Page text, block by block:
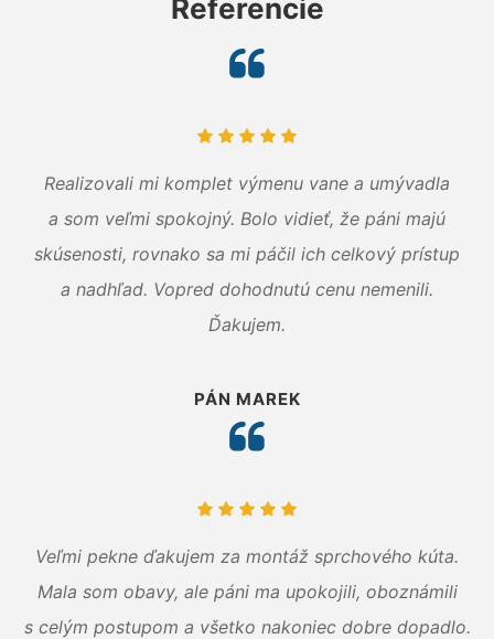
Referencie
Realizovali mi komplet výmenu vane a umývadla
a som veľmi spokojný. Bolo vidieť, že páni majú
skúsenosti, rovnako sa mi páčil ich celkový prístup
a nadhľad. Vopred dohodnutú cenu nemenili.
Ďakujem.
PÁN MAREK
Veľmi pekne ďakujem za montáž sprchového kúta.
Mala som obavy, ale páni ma upokojili, oboznámili
s celým postupom a všetko nakoniec dobre dopadlo.